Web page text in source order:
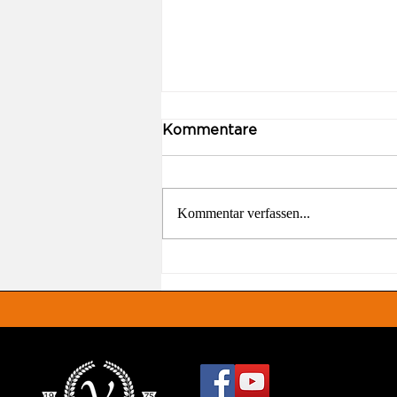
Es geht los! 🎾🚧
Kommentare
Kommentar verfassen...